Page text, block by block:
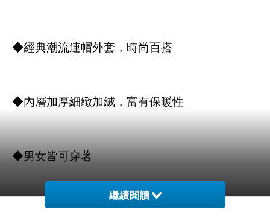
◆經典潮流連帽外套，時尚百搭
◆內層加厚細緻加絨，富有保暖性
◆男女皆可穿著
繼續閱讀